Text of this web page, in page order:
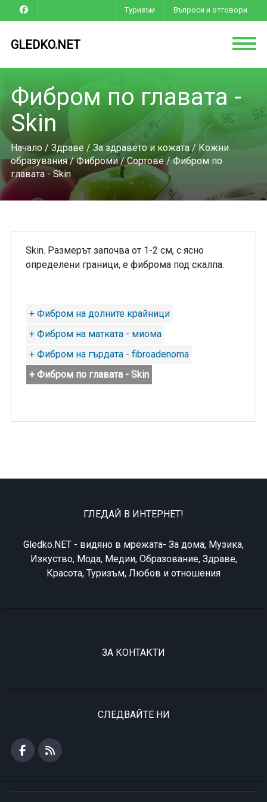
Туризъм Въпроси и отговори
GLEDKO.NET
Фибром по главата -
Skin
Начало/ Здраве/За здравето и кожата/ Кожни
образувания/Фиброми/Сортове/ Фибром по
главата - Skin
Skin. Размерът започва от 1-2 см, с ясно
определени граници, е фиброма под скалпа.
+ Фибром на долните крайници
+ Фибром на матката - миома
+ Фибром на гърдата - fibroadenoma
+ Фибром по главата - Skin
ГЛЕДАЙ В ИНТЕРНЕТ!
Gledko.NET - видяно в мрежата- За дома, Музика,
Изкуство, Мода, Медии, Образование, Здраве,
Красота, Туризъм, Любов и отношения
ЗА КОНТАКТИ
СЛЕДВАЙТЕ НИ